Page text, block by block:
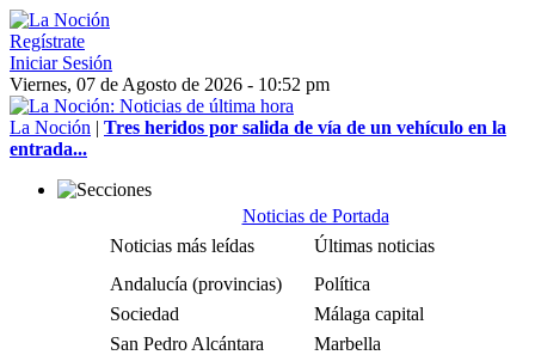
Regístrate
Iniciar Sesión
Viernes, 07 de Agosto de 2026 - 10:52 pm
La Noción | Tres heridos por salida de vía de un vehículo en la
entrada...
Noticias de Portada
Noticias más leídas
Últimas noticias
Andalucía (provincias)
Política
Sociedad
Málaga capital
San Pedro Alcántara
Marbella